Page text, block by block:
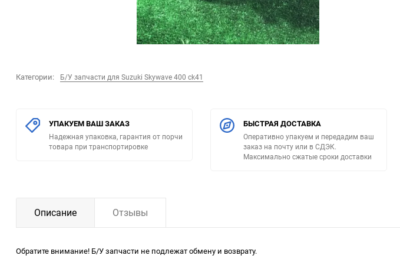
Категории: Б/У запчасти для Suzuki Skywave 400 ck41
УПАКУЕМ ВАШ ЗАКАЗ
Надежная упаковка, гарантия от порчи
товара при транспортировке
БЫСТРАЯ ДОСТАВКА
Оперативно упакуем и передадим ваш
заказ на почту или в СДЭК.
Максимально сжатые сроки доставки
Описание Отзывы
Обратите внимание! Б/У запчасти не подлежат обмену и возврату.